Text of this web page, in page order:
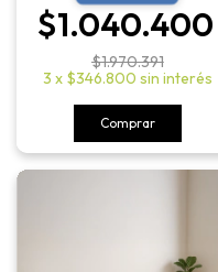
$1.040.400
$1.970.391
3 x $346.800 sin interés
Comprar